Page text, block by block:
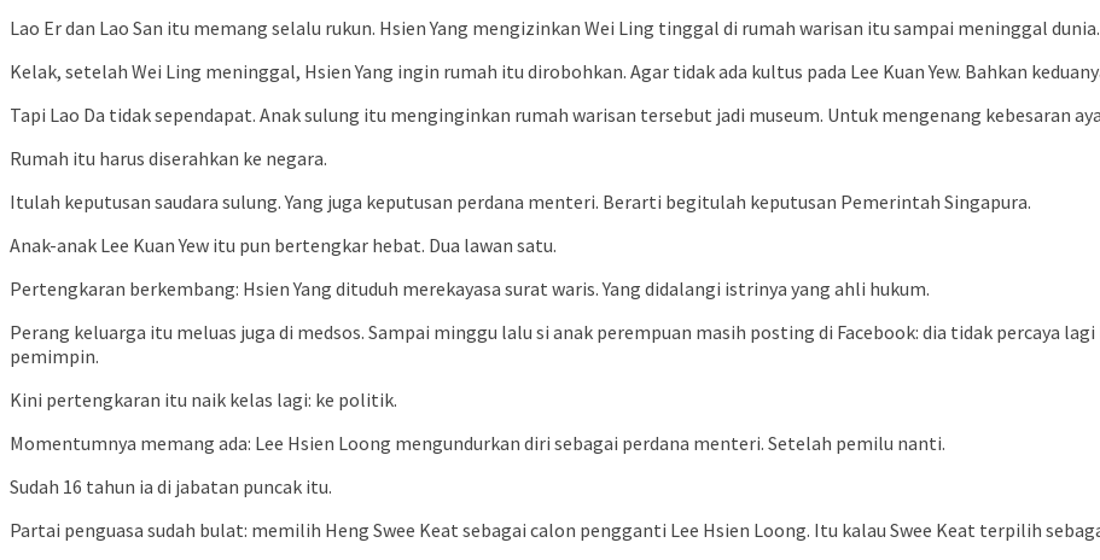
Lao Er dan Lao San itu memang selalu rukun. Hsien Yang mengizinkan Wei Ling tinggal di rumah warisan itu sampai meninggal dunia.
Kelak, setelah Wei Ling meninggal, Hsien Yang ingin rumah itu dirobohkan. Agar tidak ada kultus pada Lee Kuan Yew. Bahkan
Tapi Lao Da tidak sependapat. Anak sulung itu menginginkan rumah warisan tersebut jadi museum. Untuk mengenang kebesaran
Rumah itu harus diserahkan ke negara.
Itulah keputusan saudara sulung. Yang juga keputusan perdana menteri. Berarti begitulah keputusan Pemerintah Singapura.
Anak-anak Lee Kuan Yew itu pun bertengkar hebat. Dua lawan satu.
Pertengkaran berkembang: Hsien Yang dituduh merekayasa surat waris. Yang didalangi istrinya yang ahli hukum.
Perang keluarga itu meluas juga di medsos. Sampai minggu lalu si anak perempuan masih posting di Facebook: dia tidak percaya
pemimpin.
Kini pertengkaran itu naik kelas lagi: ke politik.
Momentumnya memang ada: Lee Hsien Loong mengundurkan diri sebagai perdana menteri. Setelah pemilu nanti.
Sudah 16 tahun ia di jabatan puncak itu.
Partai penguasa sudah bulat: memilih Heng Swee Keat sebagai calon pengganti Lee Hsien Loong. Itu kalau Swee Keat terpilih